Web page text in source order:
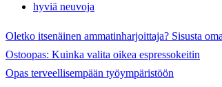
hyviä neuvoja
Oletko itsenäinen ammatinharjoittaja? Sisusta
Ostoopas: Kuinka valita oikea espressokeitin
Opas terveellisempään työympäristöön